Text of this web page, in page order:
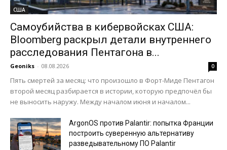
США
Самоубийства в кибервойсках США:
Bloomberg раскрыл детали внутреннего
расследования Пентагона в...
Geoniks - 08.08.2026 0
Пять смертей за месяц: что произошло в Форт-Миде Пентагон
второй месяц разбирается в истории, которую предпочёл бы
не выносить наружу. Между началом июня и началом...
ArgonOS против Palantir: попытка Франции
построить суверенную альтернативу
разведывательному ПО Palantir